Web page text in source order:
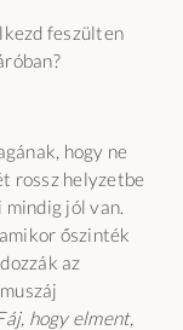
feszülten
hogy ne
rossz helyzetbe
mindig jól van.
őszinték
az
hogy elment,